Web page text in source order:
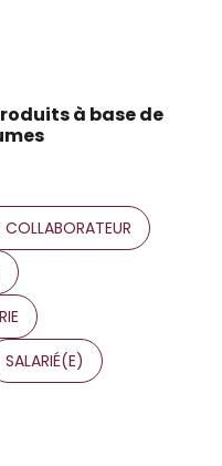
à base de
SALARIÉ(E)